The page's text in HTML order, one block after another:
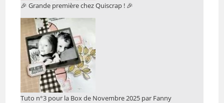
🎉 Grande première chez Quiscrap ! 🎉
Tuto n°3 pour la Box de Novembre 2025 par Fanny